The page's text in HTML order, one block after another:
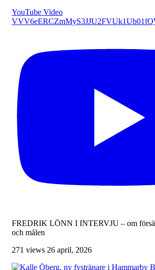
YouTube Video
FREDRIK LÖNN I INTERVJU – om
och målen
271 views 26 april, 2026